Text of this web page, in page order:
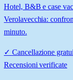
Hotel, B&B e case
Verolavecchia:
minuto.
✓ Cancellazione
Recensioni verificate